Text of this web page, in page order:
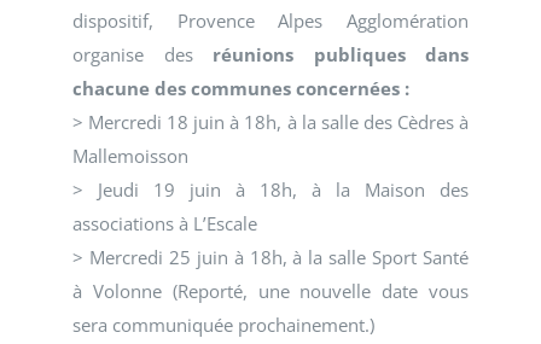
dispositif, Provence Alpes Agglomération
organise des réunions publiques dans
chacune des communes concernées :
> Mercredi 18 juin à 18h, à la salle des Cèdres à
Mallemoisson
> Jeudi 19 juin à 18h, à la Maison des
associations à L’Escale
> Mercredi 25 juin à 18h, à la salle Sport Santé
à Volonne (Reporté, une nouvelle date vous
sera communiquée prochainement.)